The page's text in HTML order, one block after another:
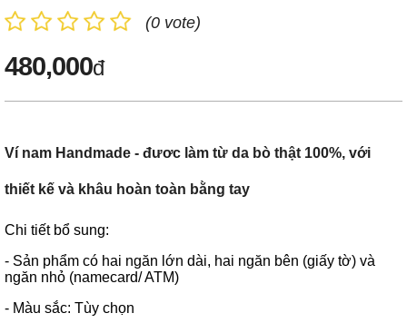
(0 vote)
480,000đ
Ví nam Handmade - đươc làm từ da bò thật 100%, với
thiết kế và khâu hoàn toàn bằng tay
Chi tiết bổ sung:
- Sản phẩm có hai ngăn lớn dài, hai ngăn bên (giấy tờ) và
ngăn nhỏ (namecard/ ATM)
- Màu sắc: Tùy chọn